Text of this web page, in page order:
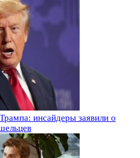
инсайдеры заявили о